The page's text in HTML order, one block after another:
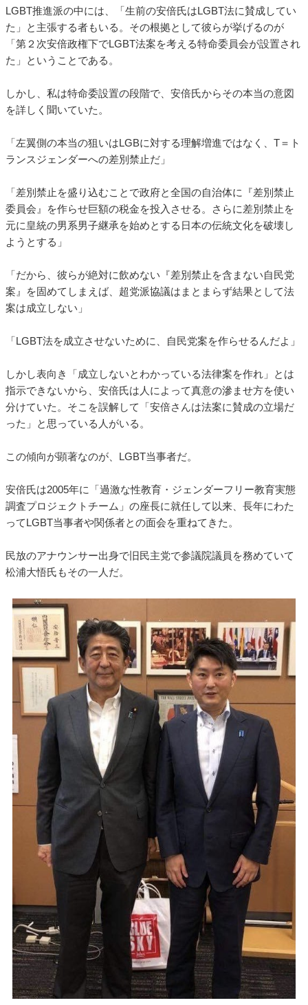
LGBT推進派の中には、「生前の安倍氏はLGBT法に賛成してい
た」と主張する者もいる。その根拠として彼らが挙げるのが
「第２次安倍政権下でLGBT法案を考える特命委員会が設置され
た」ということである。
しかし、私は特命委設置の段階で、安倍氏からその本当の意図
を詳しく聞いていた。
「左翼側の本当の狙いはLGBに対する理解増進ではなく、T＝ト
ランスジェンダーへの差別禁止だ」
「差別禁止を盛り込むことで政府と全国の自治体に『差別禁止
委員会』を作らせ巨額の税金を投入させる。さらに差別禁止を
元に皇統の男系男子継承を始めとする日本の伝統文化を破壊し
ようとする」
「だから、彼らが絶対に飲めない『差別禁止を含まない自民党
案』を固めてしまえば、超党派協議はまとまらず結果として法
案は成立しない」
「LGBT法を成立させないために、自民党案を作らせるんだよ」
しかし表向き「成立しないとわかっている法律案を作れ」とは
指示できないから、安倍氏は人によって真意の滲ませ方を使い
分けていた。そこを誤解して「安倍さんは法案に賛成の立場だ
った」と思っている人がいる。
この傾向が顕著なのが、LGBT当事者だ。
安倍氏は2005年に「過激な性教育・ジェンダーフリー教育実態
調査プロジェクトチーム」の座長に就任して以来、長年にわた
ってLGBT当事者や関係者との面会を重ねてきた。
民放のアナウンサー出身で旧民主党で参議院議員を務めていて
松浦大悟氏もその一人だ。